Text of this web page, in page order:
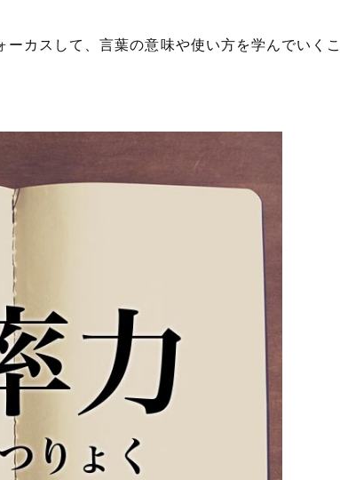
ーカスして、言葉の意味や使い方を学んでいくこ